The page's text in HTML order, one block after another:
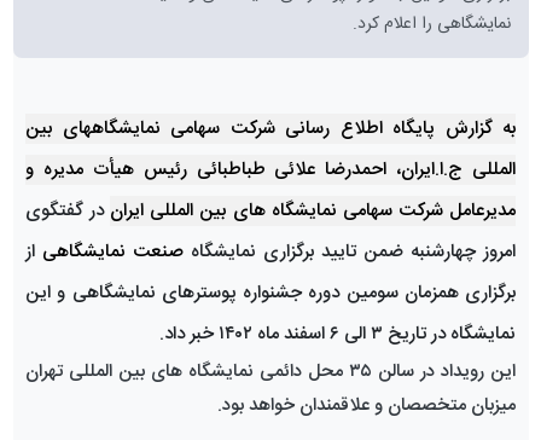
نمایشگاهی را اعلام کرد.
به گزارش پایگاه اطلاع رسانی شرکت سهامی نمایشگاههای بین
المللی ج.ا.ایران، احمدرضا علائی طباطبائی رئیس هیأت مدیره و
مدیرعامل شرکت سهامی نمایشگاه های بین المللی ایران در گفتگوی
امروز چهارشنبه ضمن تایید برگزاری نمایشگاه صنعت نمایشگاهی از
برگزاری همزمان سومین دوره جشنواره پوسترهای نمایشگاهی و این
نمایشگاه در تاریخ ۳ الی ۶ اسفند ماه ۱۴۰۲ خبر داد.
این رویداد در سالن ۳۵ محل دائمی نمایشگاه های بین المللی تهران
میزبان متخصصان و علاقمندان خواهد بود.